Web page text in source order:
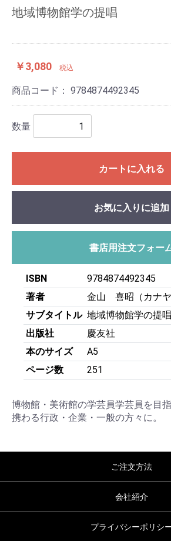
地域博物館学の提唱
￥3,080 税込
商品コード： 9784874492345
数量
カートに入れる
お気に入りに追加
書店用注文フォー
ISBN
9784874492345
著者
金山 喜昭（カナ
サブタイトル 地域博物館学の提唱
出版社
慶友社
本のサイズ
A5
ページ数
251
博物館・美術館の学芸員学芸員を目
携わる行政・企業・一般の方々に。
ご注文方法
会社紹介
プライバシーポリシ